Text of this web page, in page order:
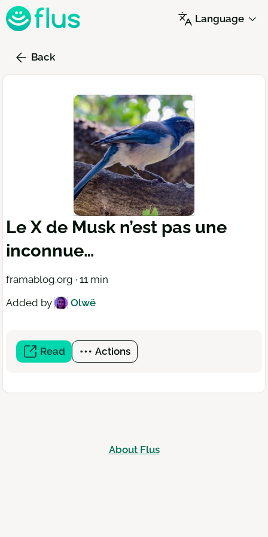
Skip
to
content
Language
Back
Le X de Musk n’est pas une
inconnue…
framablog.org · 11 min
Added by
Olwë
Read (open
a
window)
Actions
About Flus